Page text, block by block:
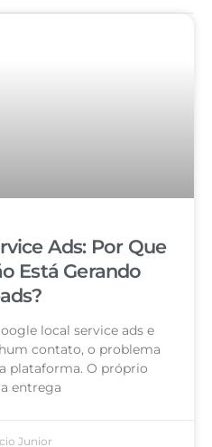
Ads: Por Que
Está Gerando
local service ads e
contato, o problema
plataforma. O próprio
entrega
Junior